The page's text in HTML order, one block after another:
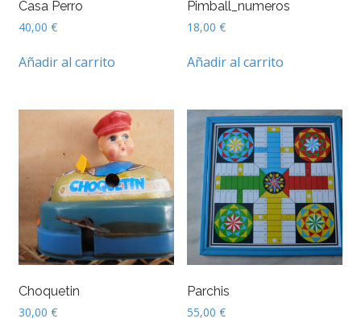
Casa Perro
40,00 €
Añadir al carrito
Pimball_numeros
18,00€
Añadir al carrito
Choquetin
30,00 €
Parchis
55,00€